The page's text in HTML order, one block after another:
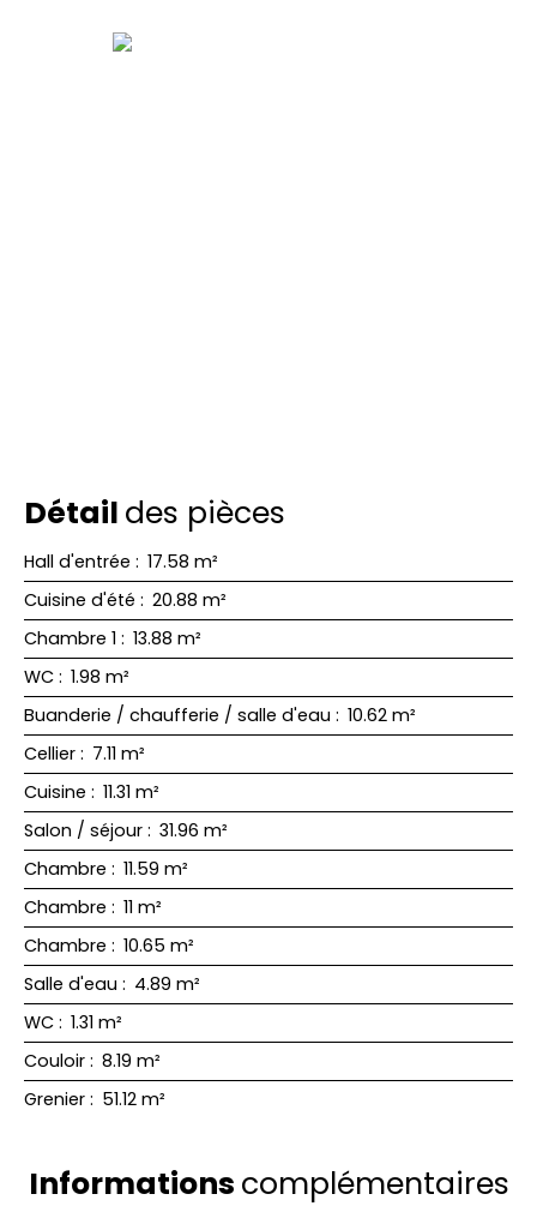
Détail des pièces
Hall d'entrée : 17.58 m²
Cuisine d'été : 20.88 m²
Chambre 1 : 13.88 m²
WC : 1.98 m²
Buanderie / chaufferie / salle d'eau : 10.62 m²
Cellier : 7.11 m²
Cuisine : 11.31 m²
Salon / séjour : 31.96 m²
Chambre : 11.59 m²
Chambre : 11 m²
Chambre : 10.65 m²
Salle d'eau : 4.89 m²
WC : 1.31 m²
Couloir : 8.19 m²
Grenier : 51.12 m²
Informations complémentaires